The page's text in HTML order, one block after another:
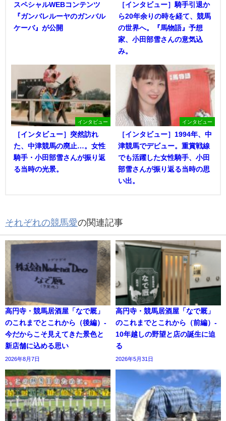
スペシャルWEBコンテンツ
『ガンバレルーヤのガンバル
ケーバ』が公開
［インタビュー］騎手引退か
ら20年余りの時を経て、競馬
の世界へ。『馬物語』予想
家、小田部雪さんの意気込
み。
インタビュー
［インタビュー］突然訪れ
た、中津競馬の廃止…。女性
騎手・小田部雪さんが振り返
る当時の光景。
インタビュー
［インタビュー］1994年、中
津競馬でデビュー。重賞戦線
でも活躍した女性騎手、小田
部雪さんが振り返る当時の思
い出。
それぞれの競馬愛の関連記事
高円寺・競馬居酒屋「なで厩」
のこれまでとこれから（後編）-
今だからこそ見えてきた景色と
新店舗に込める思い
2026年8月7日
高円寺・競馬居酒屋「なで厩」
のこれまでとこれから（前編）-
10年越しの野望と店の誕生に迫
る
2026年5月31日